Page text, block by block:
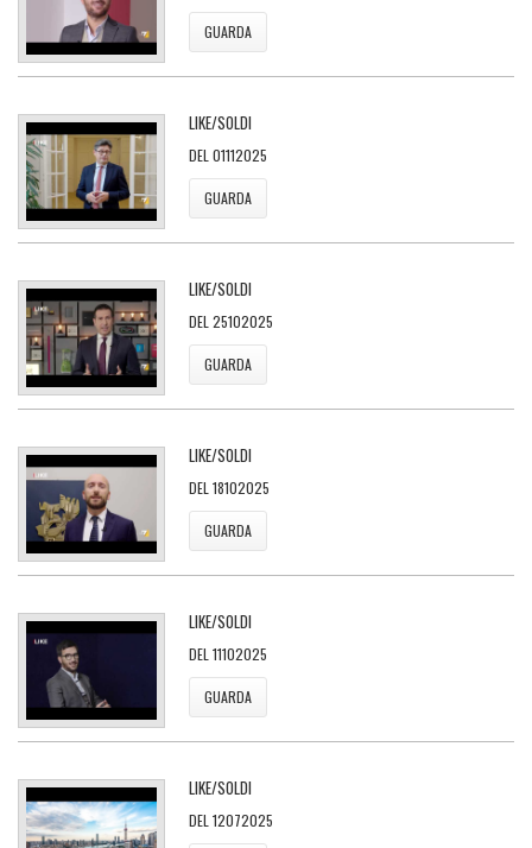
GUARDA
LIKE/SOLDI
DEL 01112025
GUARDA
LIKE/SOLDI
DEL 25102025
GUARDA
LIKE/SOLDI
DEL 18102025
GUARDA
LIKE/SOLDI
DEL 11102025
GUARDA
LIKE/SOLDI
DEL 12072025